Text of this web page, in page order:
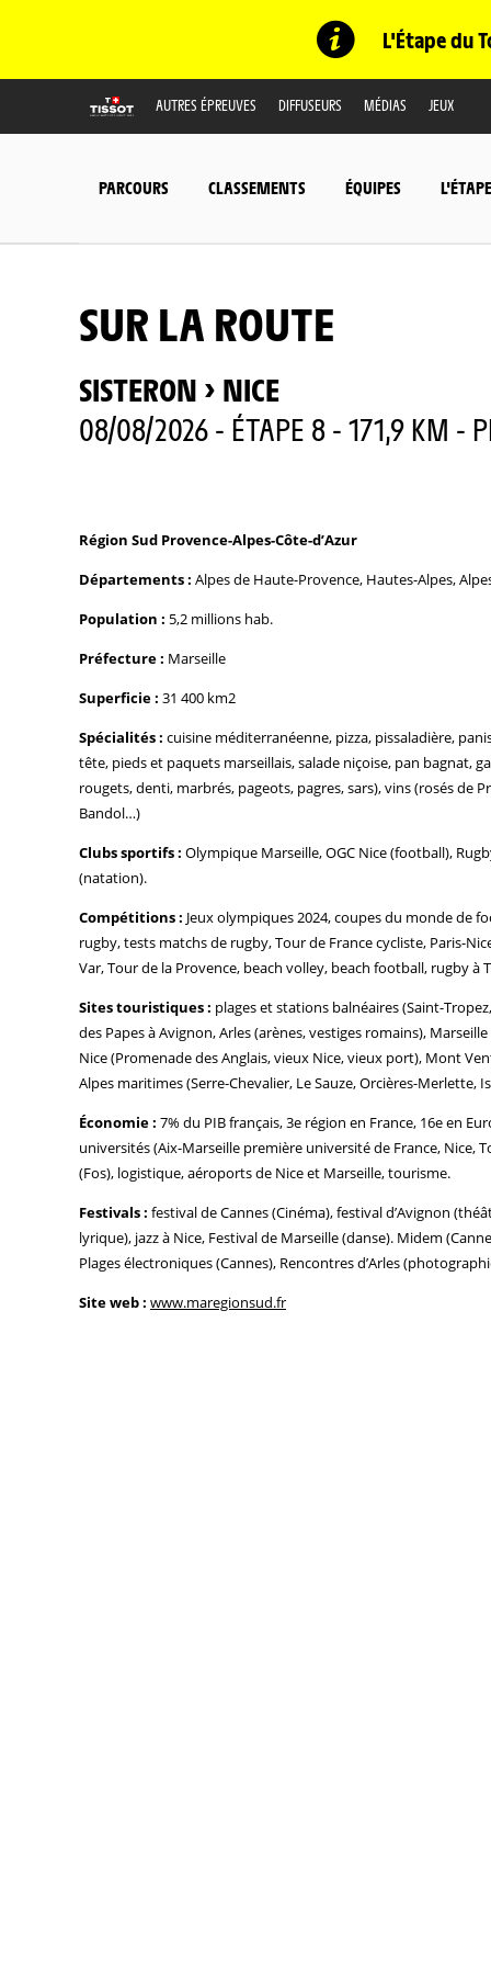
L'Étape du
AUTRES ÉPREUVES DIFFUSEURS MÉDIAS JEUX
PARCOURS CLASSEMENTS ÉQUIPES L'ÉTAPE
SUR LA ROUTE
SISTERON > NICE
08/08/2026 - ÉTAPE 8 - 171,9 KM -
Région Sud Provence-Alpes-Côte-d’Azur
Départements : Alpes de Haute-Provence, Hautes-Alpes,
Population : 5,2 millions hab.
Préfecture : Marseille
Superficie : 31 400 km2
Spécialités : cuisine méditerranéenne, pizza, pissaladière,
tête, pieds et paquets marseillais, salade niçoise, pan bagnat,
rougets, denti, marbrés, pageots, pagres, sars), vins (rosés de
Bandol…)
Clubs sportifs : Olympique Marseille, OGC Nice (football),
(natation).
Compétitions : Jeux olympiques 2024, coupes du monde de
rugby, tests matchs de rugby, Tour de France cycliste, Paris-
Var, Tour de la Provence, beach volley, beach football, rugby
Sites touristiques : plages et stations balnéaires (Saint-
des Papes à Avignon, Arles (arènes, vestiges romains),
Nice (Promenade des Anglais, vieux Nice, vieux port), Mont
Alpes maritimes (Serre-Chevalier, Le Sauze, Orcières-Merlette,
Économie : 7% du PIB français, 3e région en France, 16e en
universités (Aix-Marseille première université de France, Nice,
(Fos), logistique, aéroports de Nice et Marseille, tourisme.
Festivals : festival de Cannes (Cinéma), festival d’Avignon
lyrique), jazz à Nice, Festival de Marseille (danse). Midem
Plages électroniques (Cannes), Rencontres d’Arles
Site web : www.maregionsud.fr